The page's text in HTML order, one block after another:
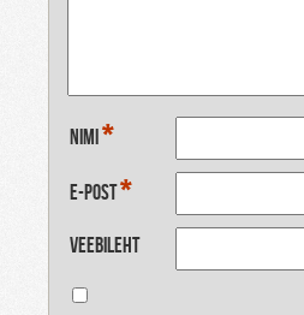
Nimi*
E-post*
Veebileht